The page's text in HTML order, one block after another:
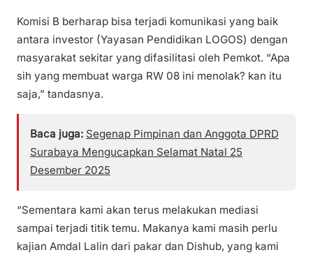
Komisi B berharap bisa terjadi komunikasi yang baik
antara investor (Yayasan Pendidikan LOGOS) dengan
masyarakat sekitar yang difasilitasi oleh Pemkot. “Apa
sih yang membuat warga RW 08 ini menolak? kan itu
saja,” tandasnya.
Baca juga: Segenap Pimpinan dan Anggota DPRD
Surabaya Mengucapkan Selamat Natal 25
Desember 2025
“Sementara kami akan terus melakukan mediasi
sampai terjadi titik temu. Makanya kami masih perlu
kajian Amdal Lalin dari pakar dan Dishub, yang kami